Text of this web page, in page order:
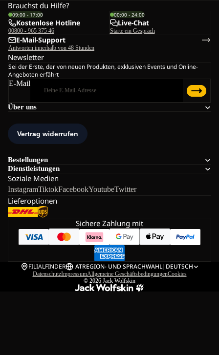
Über uns
Bestellungen
Dienstleistungen
Soziale Medien
InstagramTiktokFacebookYoutubeTwitter
Lieferoptionen
Brauchst du Hilfe?
09:00 - 17:00
Kostenlose Hotline
00800 - 965 375 46
00:00 - 24:00
Live-Chat
Starte ein Gespräch
E-Mail-Support
Antworten innerhalb von 48 Stunden
Newsletter
Sei der Erste, der von neuen Produkten, exklusiven Events und Online-
Angeboten erfährt
E-Mail
Sichere Zahlung mit
FILIALFINDER ATREGION- UND SPRACHWAHL| DEUTSCH
DatenschutzImpressumAllgemeine GeschäftsbedingungenCookies
© 2026 Jack Wolfskin